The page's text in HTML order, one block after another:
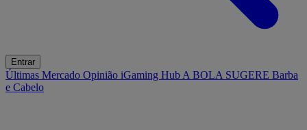
Entrar
Últimas Mercado Opinião iGaming Hub A BOLA SUGERE Barba
e Cabelo